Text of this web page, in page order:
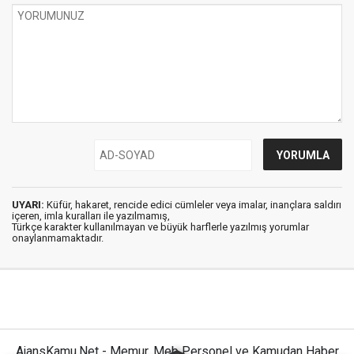
UYARI: Küfür, hakaret, rencide edici cümleler veya imalar, inançlara saldırı
içeren, imla kuralları ile yazılmamış,
Türkçe karakter kullanılmayan ve büyük harflerle yazılmış yorumlar
onaylanmamaktadır.
AjansKamu.Net - Memur, Meb Personel ve Kamudan Haber